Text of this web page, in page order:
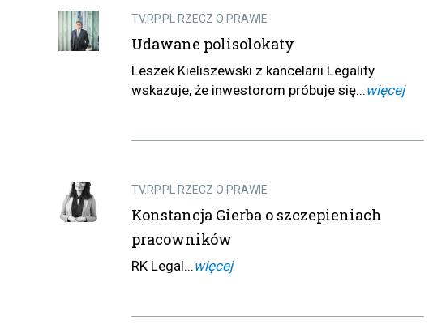
TV.RP.PL RZECZ O PRAWIE
Udawane polisolokaty
Leszek Kieliszewski z kancelarii Legality
wskazuje, że inwestorom próbuje się...więcej
TV.RP.PL RZECZ O PRAWIE
Konstancja Gierba o szczepieniach
pracowników
RK Legal...więcej